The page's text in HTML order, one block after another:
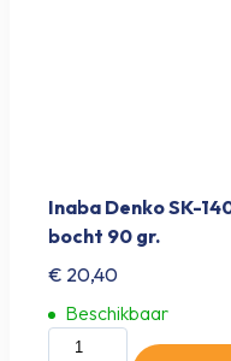
Inaba Denko SK-
bocht 90 gr.
€ 20,40
Beschikbaar
Inaba